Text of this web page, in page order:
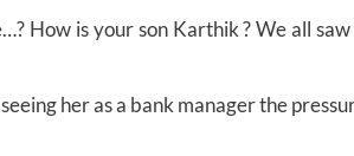
How is your son Karthik ? We all
her as a bank manager the